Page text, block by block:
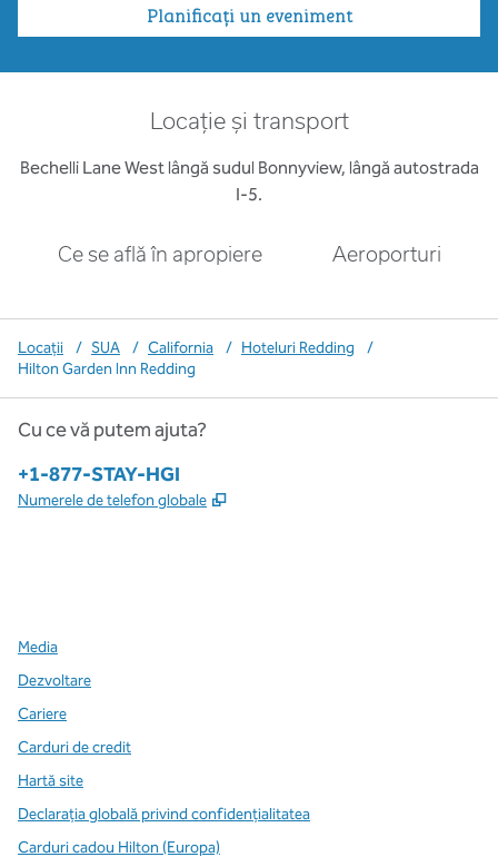
Planificați un eveniment
Locație și transport
Bechelli Lane West lângă sudul Bonnyview, lângă autostrada
I-5.
Ce se află în apropiere Aeroporturi
Locații / SUA / California / Hoteluri Redding
/
Hilton Garden Inn Redding
Cu ce vă putem ajuta?
Telefon:
+1-877-STAY-HGI
Numerele de telefon globale ,
Media
Dezvoltare
Cariere
Carduri de credit
Hartă site
Declarația globală privind confidenţialitatea
Carduri cadou Hilton (Europa)